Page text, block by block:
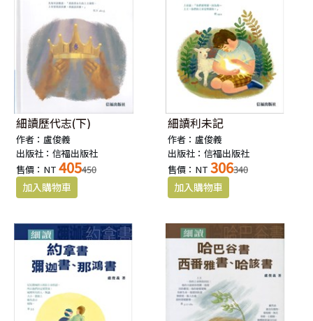
細讀歷代志(下)
作者：盧俊義
出版社：信福出版社
售價：NT 405450
細讀利未記
作者：盧俊義
出版社：信福出版社
售價：NT 306340